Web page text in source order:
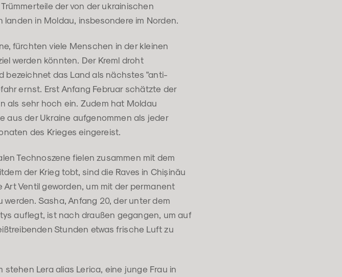
der von der ukrainischen
in Moldau, insbesondere im Norden.
fürchten viele Menschen in der kleinen
werden könnten. Der Kreml droht
bezeichnet das Land als nächstes "anti-
ernst. Erst Anfang Februar schätzte der
als sehr hoch ein. Zudem hat Moldau
aus der Ukraine aufgenommen als jeder
des Krieges eingereist.
Technoszene fielen zusammen mit dem
der Krieg tobt, sind die Raves in Chișinău
Ventil geworden, um mit der permanent
Sasha, Anfang 20, der unter dem
auflegt, ist nach draußen gegangen, um auf
Stunden etwas frische Luft zu
Lera alias Lerica, eine junge Frau in